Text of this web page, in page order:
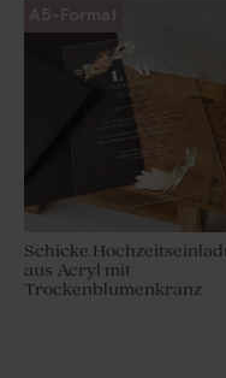
A5-Format
Schicke
aus Acryl mit
Trockenblumenkranz